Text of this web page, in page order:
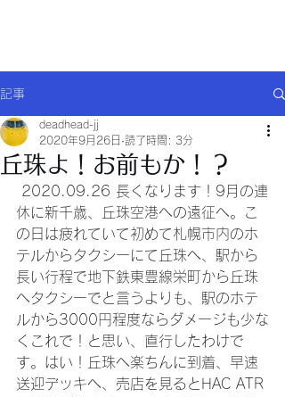
記事
丘珠よ！お前もか！？
deadhead-jj
2020年9月26日 読了時間: 3分
休に新千歳、丘珠空港への遠征へ。こ
の日は疲れていて初めて札幌市内のホ
テルからタクシーにて丘珠へ、駅から
長い行程で地下鉄東豊線栄町から丘珠
へタクシーでと言うよりも、駅のホテ
ルから3000円程度ならダメージも少な
くこれで！と思い、直行したわけで
す。はい！丘珠へ楽ちんに到着、早速
送迎デッキへ、売店を見るとHAC ATR